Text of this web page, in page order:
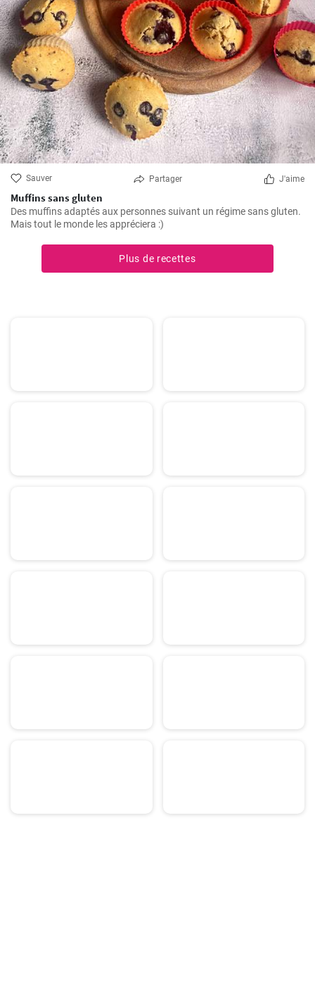
Sauver Partager J'aime
Muffins sans gluten
Des muffins adaptés aux personnes suivant un régime sans gluten.
Mais tout le monde les appréciera :)
Plus de recettes